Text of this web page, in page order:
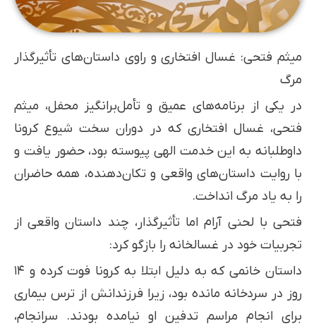
میثم فتحی: غسال افتخاری و راوی داستان‌های تأثیرگذار
مرگ
در یکی از برنامه‌های عمیق و تأمل‌برانگیز محفل، میثم
فتحی، غسال افتخاری که در دوران سخت شیوع کرونا
داوطلبانه به این خدمت الهی پیوسته بود، حضور یافت و
با روایت داستان‌های واقعی و تکان‌دهنده، همه حاضران
را به یاد مرگ انداخت.
فتحی با لحنی آرام اما تأثیرگذار، چند داستان واقعی از
تجربیات خود در غسالخانه را بازگو کرد:
داستان خانمی که به دلیل ابتلا به کرونا فوت کرده و ۱۴
روز در سردخانه مانده بود، زیرا فرزندانش از ترس بیماری
برای انجام مراسم تدفین او نیامده بودند. سرانجام،